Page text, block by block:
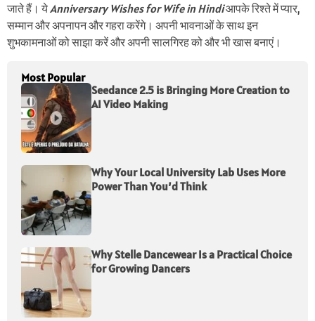
जाते हैं। येAnniversary Wishes for Wife in Hindiआपके रिश्ते में प्यार,
सम्मान और अपनापन और गहरा करेंगे। अपनी भावनाओं के साथ इन
शुभकामनाओं को साझा करें और अपनी सालगिरह को और भी खास बनाएं।
Most Popular
Seedance 2.5 is Bringing More Creation to
AI Video Making
Why Your Local University Lab Uses More
Power Than You’d Think
Why Stelle Dancewear Is a Practical Choice
for Growing Dancers